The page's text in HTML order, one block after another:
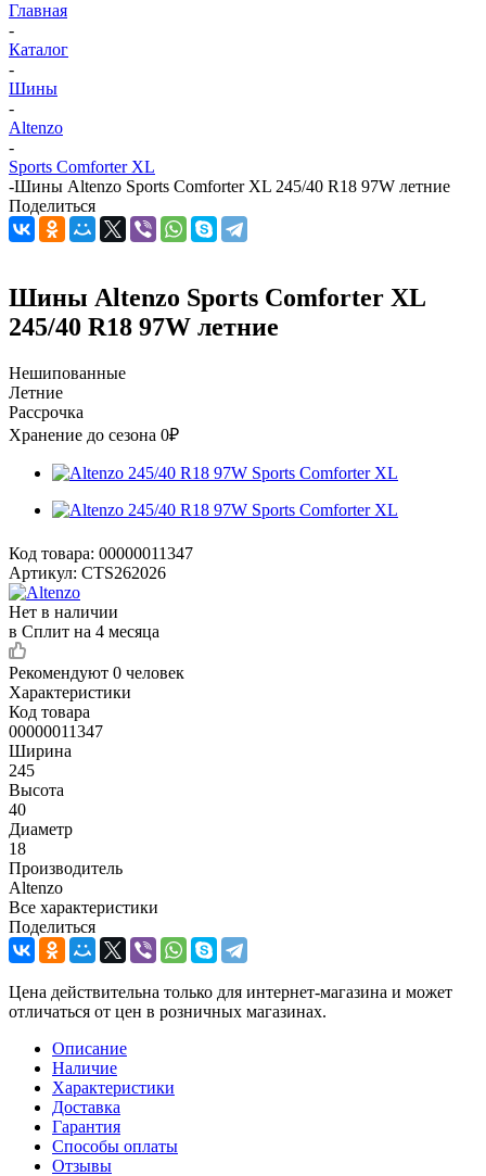
Главная
-
Каталог
-
Шины
-
Altenzo
-
Sports Comforter XL
-Шины Altenzo Sports Comforter XL 245/40 R18 97W летние
Поделиться
Шины Altenzo Sports Comforter XL
245/40 R18 97W летние
Нешипованные
Летние
Рассрочка
Хранение до сезона 0₽
Код товара: 00000011347
Артикул: CTS262026
Нет в наличии
в Сплит на 4 месяца
Рекомендуют 0 человек
Характеристики
Код товара
00000011347
Ширина
245
Высота
40
Диаметр
18
Производитель
Altenzo
Все характеристики
Поделиться
Цена действительна только для интернет-магазина и может
отличаться от цен в розничных магазинах.
Описание
Наличие
Характеристики
Доставка
Гарантия
Способы оплаты
Отзывы